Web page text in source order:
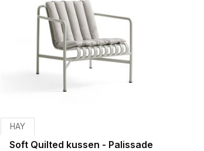
HAY
Soft Quilted kussen - Palissade